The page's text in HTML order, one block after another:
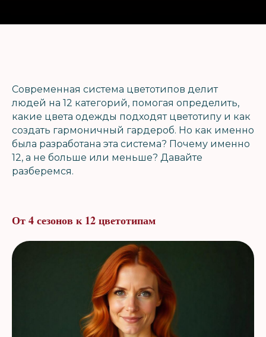
Современная система цветотипов делит
людей на 12 категорий, помогая определить,
какие цвета одежды подходят цветотипу и как
создать гармоничный гардероб. Но как именно
была разработана эта система? Почему именно
12, а не больше или меньше? Давайте
разберемся.
От 4 сезонов к 12 цветотипам